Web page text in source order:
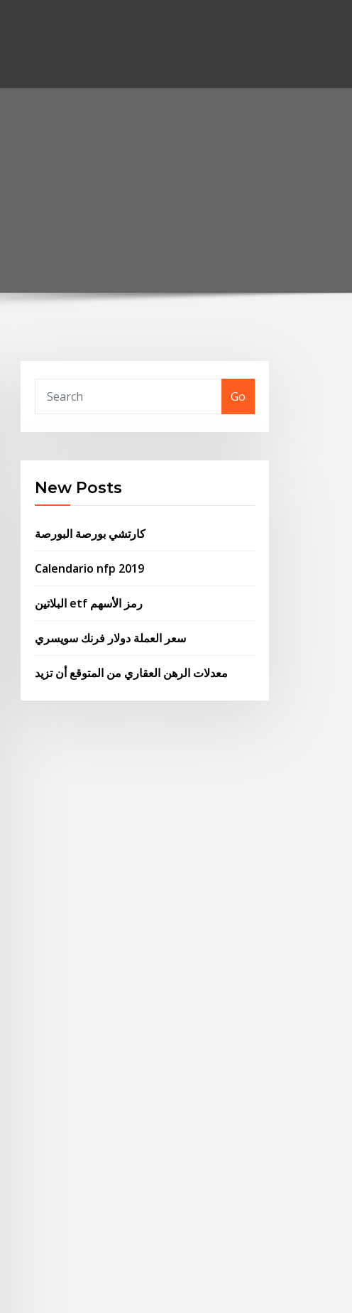
Go
New Posts
كارتشي بورصة البورصة
Calendario nfp 2019
البلاتين etf رمز الأسهم
سعر العملة دولار فرنك سويسري
معدلات الرهن العقاري من المتوقع أن تزيد